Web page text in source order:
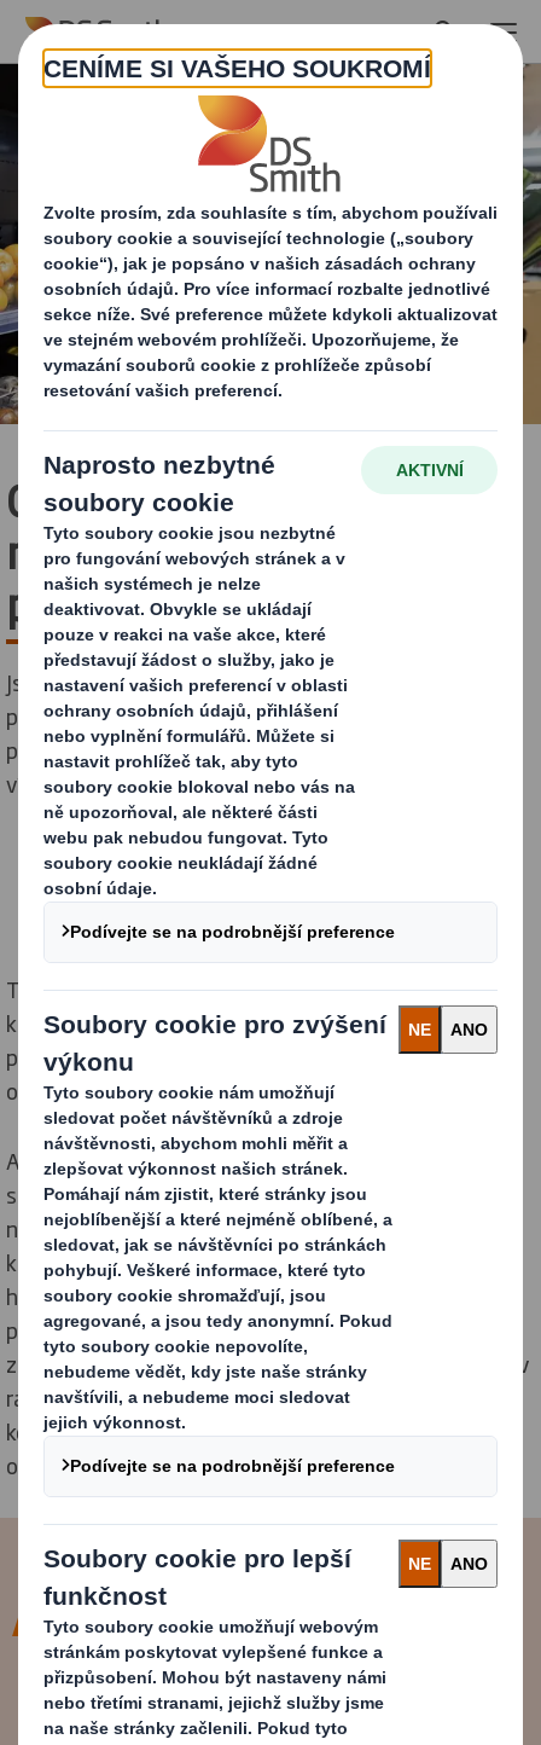
Skip to main content
Odstranili jsme 313
milionů problematických
plastů
Jsme vůdčí silou v boji za náhradu plastů - jen za
poslední dva roky* jsme v rámci našeho ambiciózního
programunahrazení problematických plastů vyřadili
více než 313 milionů kusů problematických plastů.
Toto významné číslo představuje více než tři miliony
kusů týdně, protože zákazníci a spotřebitelé projevují
poptávku po obalech na bázi vláken jako alternativě k
obtížně recyklovatelným plastům.
Abychom uspokojili tuto poptávku, naši designéři ve
spolupráci se zákazníky vytvořili 1000 inovací, které
nahradí plast. Byla vytvořena řešení, která odstraňují
každodenní plastové předměty, včetně tácků na
hotová jídla, plastových obalů na ovoce a zeleninu a
plastových držáků nápojů v plechovkách které
znečišťují planetu. To vše přichází v době, kdy skupiny v
rámci kampaní upozorňují na množství plastů, které
končí jako odpad, a proto je důležitější než kdy jindy
odstranit je již ve fázi návrhu.
S naší pomocí zákazníci urychlují
své snahy o odstranění